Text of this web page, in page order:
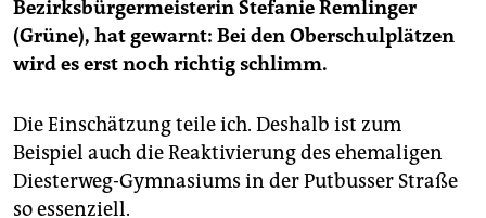
Bezirksbürgermeisterin Stefanie Remlinger
(Grüne), hat gewarnt: Bei den Oberschulplätzen
wird es erst noch richtig schlimm.
Die Einschätzung teile ich. Deshalb ist zum
Beispiel auch die Reaktivierung des ehemaligen
Diesterweg-Gymnasiums in der Putbusser Straße
so essenziell.